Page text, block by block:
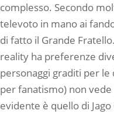
complesso. Secondo
televoto in mano ai
di fatto il Grande
reality ha preferenze
personaggi graditi per le
per fanatismo) non
evidente è quello di Jago